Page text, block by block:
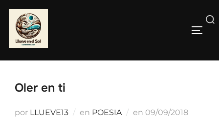
contenido
Buscar:
Oler en ti
por LLUEVE13 en POESIA en Publicado
09/09/2018